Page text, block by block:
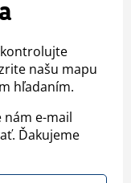
našu mapu
hľadaním.
nám e-mail
Ďakujeme